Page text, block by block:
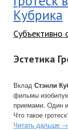
Кубрика
Субъективно
Эстетика
Вклад Стэнли
фильмы
приемами. Один
Что такое
Читать дальше →